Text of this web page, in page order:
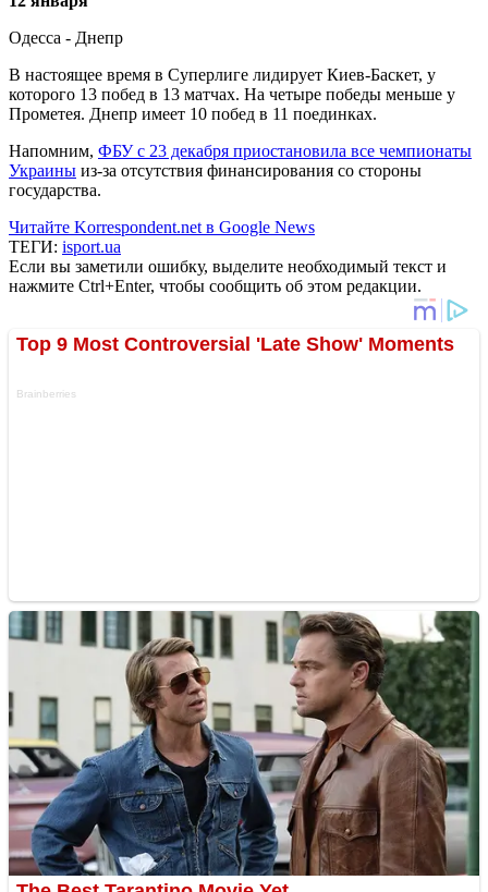
Одесса - Днепр
В настоящее время в Суперлиге лидирует Киев-Баскет, у
которого 13 побед в 13 матчах. На четыре победы меньше у
Прометея. Днепр имеет 10 побед в 11 поединках.
Напомним, ФБУ с 23 декабря приостановила все чемпионаты
Украины из-за отсутствия финансирования со стороны
государства.
Читайте Korrespondent.net в Google News
ТЕГИ: isport.ua
Если вы заметили ошибку, выделите необходимый текст и
нажмите Ctrl+Enter, чтобы сообщить об этом редакции.